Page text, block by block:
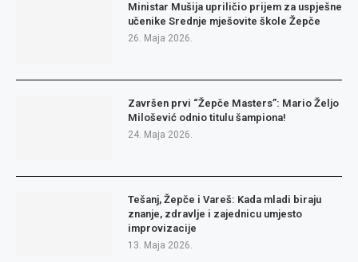
Ministar Mušija upriličio prijem za uspješne
učenike Srednje mješovite škole Žepče
26. Maja 2026.
Završen prvi “Žepče Masters”: Mario Željo
Milošević odnio titulu šampiona!
24. Maja 2026.
Tešanj, Žepče i Vareš: Kada mladi biraju
znanje, zdravlje i zajednicu umjesto
improvizacije
13. Maja 2026.